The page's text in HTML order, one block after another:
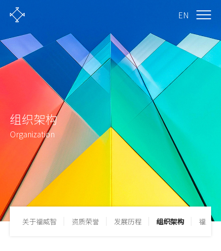
EN
组织架构
Organization
关于福威智 资质荣誉 发展历程 组织架构 福威